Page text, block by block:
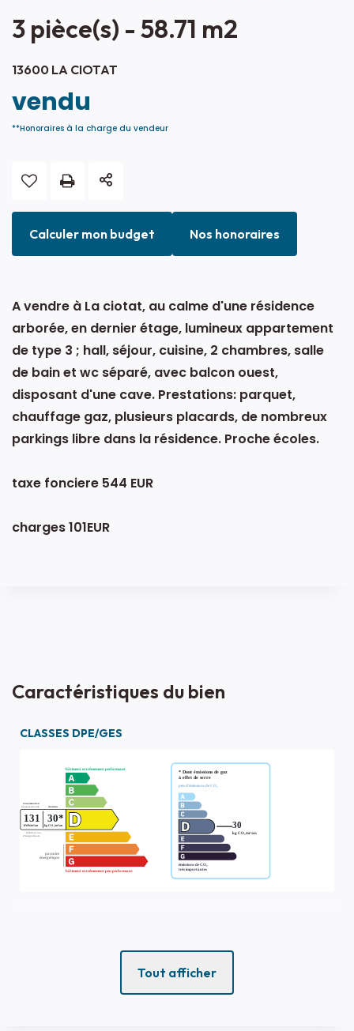
3 pièce(s) - 58.71 m2
13600 LA CIOTAT
vendu
**Honoraires à la charge du vendeur
Calculer mon budget Nos honoraires
A vendre à La ciotat, au calme d'une résidence
arborée, en dernier étage, lumineux appartement
de type 3 ; hall, séjour, cuisine, 2 chambres, salle
de bain et wc séparé, avec balcon ouest,
disposant d'une cave. Prestations: parquet,
chauffage gaz, plusieurs placards, de nombreux
parkings libre dans la résidence. Proche écoles.
taxe fonciere 544 EUR
charges 101EUR
Caractéristiques du bien
CLASSES DPE/GES
Tout afficher